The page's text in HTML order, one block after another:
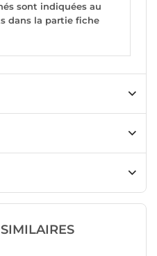
sont indiquées au
dans la partie fiche